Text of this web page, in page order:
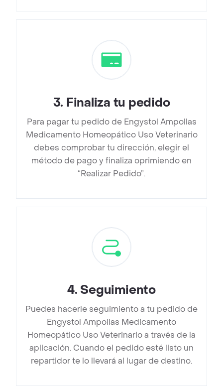
3. Finaliza tu pedido
Para pagar tu pedido de Engystol Ampollas
Medicamento Homeopático Uso Veterinario
debes comprobar tu dirección, elegir el
método de pago y finaliza oprimiendo en
“Realizar Pedido”.
4. Seguimiento
Puedes hacerle seguimiento a tu pedido de
Engystol Ampollas Medicamento
Homeopático Uso Veterinario a través de la
aplicación. Cuando el pedido esté listo un
repartidor te lo llevará al lugar de destino.